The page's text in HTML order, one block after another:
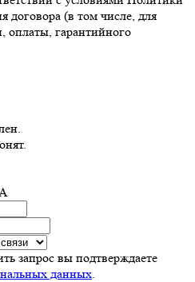
договора (в том числе, для
оплаты, гарантийного
запрос вы подтверждаете
данных.